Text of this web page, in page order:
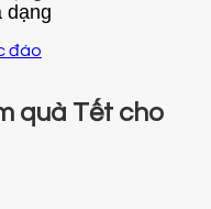
dạng
quà Tết cho